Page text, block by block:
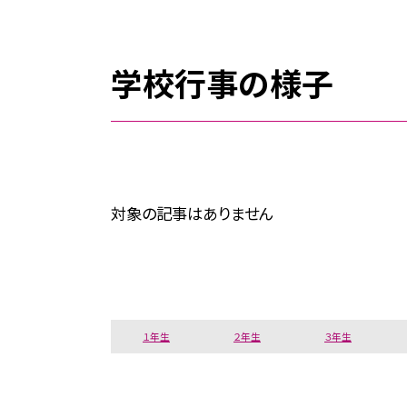
学校行事の様子
対象の記事はありません
１年生 ２年生 ３年生